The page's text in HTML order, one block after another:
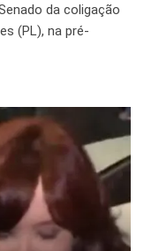
da coligação
(PL), na pré-